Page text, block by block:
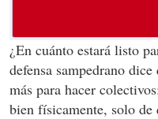
¿En cuánto estará listo
defensa sampedrano
más para hacer
bien físicamente, solo de